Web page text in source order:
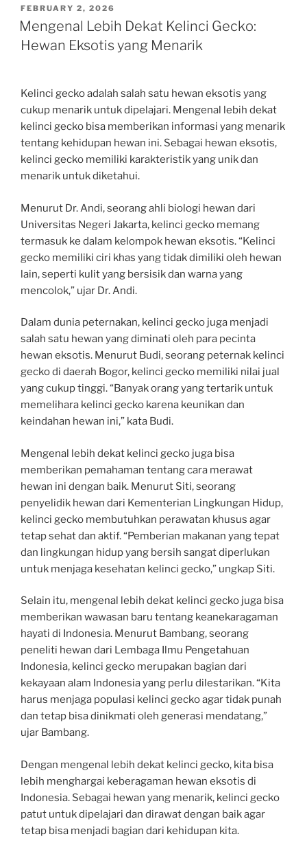
POSTED
ON
FEBRUARY 2, 2026
Mengenal Lebih Dekat Kelinci Gecko:
Hewan Eksotis yang Menarik
Kelinci gecko adalah salah satu hewan eksotis yang
cukup menarik untuk dipelajari. Mengenal lebih dekat
kelinci gecko bisa memberikan informasi yang menarik
tentang kehidupan hewan ini. Sebagai hewan eksotis,
kelinci gecko memiliki karakteristik yang unik dan
menarik untuk diketahui.
Menurut Dr. Andi, seorang ahli biologi hewan dari
Universitas Negeri Jakarta, kelinci gecko memang
termasuk ke dalam kelompok hewan eksotis. “Kelinci
gecko memiliki ciri khas yang tidak dimiliki oleh hewan
lain, seperti kulit yang bersisik dan warna yang
mencolok,” ujar Dr. Andi.
Dalam dunia peternakan, kelinci gecko juga menjadi
salah satu hewan yang diminati oleh para pecinta
hewan eksotis. Menurut Budi, seorang peternak kelinci
gecko di daerah Bogor, kelinci gecko memiliki nilai jual
yang cukup tinggi. “Banyak orang yang tertarik untuk
memelihara kelinci gecko karena keunikan dan
keindahan hewan ini,” kata Budi.
Mengenal lebih dekat kelinci gecko juga bisa
memberikan pemahaman tentang cara merawat
hewan ini dengan baik. Menurut Siti, seorang
penyelidik hewan dari Kementerian Lingkungan Hidup,
kelinci gecko membutuhkan perawatan khusus agar
tetap sehat dan aktif. “Pemberian makanan yang tepat
dan lingkungan hidup yang bersih sangat diperlukan
untuk menjaga kesehatan kelinci gecko,” ungkap Siti.
Selain itu, mengenal lebih dekat kelinci gecko juga bisa
memberikan wawasan baru tentang keanekaragaman
hayati di Indonesia. Menurut Bambang, seorang
peneliti hewan dari Lembaga Ilmu Pengetahuan
Indonesia, kelinci gecko merupakan bagian dari
kekayaan alam Indonesia yang perlu dilestarikan. “Kita
harus menjaga populasi kelinci gecko agar tidak punah
dan tetap bisa dinikmati oleh generasi mendatang,”
ujar Bambang.
Dengan mengenal lebih dekat kelinci gecko, kita bisa
lebih menghargai keberagaman hewan eksotis di
Indonesia. Sebagai hewan yang menarik, kelinci gecko
patut untuk dipelajari dan dirawat dengan baik agar
tetap bisa menjadi bagian dari kehidupan kita.